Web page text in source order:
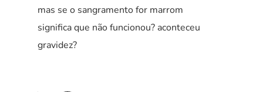
mas se o sangramento for marrom
significa que não funcionou? aconteceu
gravidez?